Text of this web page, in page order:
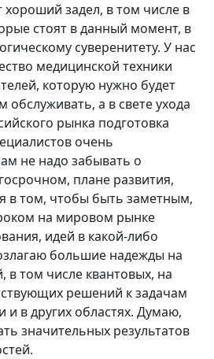
задел, в том числе в
стоят в данный момент, в
суверенитету. У нас
медицинской техники
которую нужно будет
а в свете ухода
рынка подготовка
очень
не надо забывать о
плане развития,
в том, чтобы быть заметным,
на мировом рынке
идей в какой-либо
большие надежды на
в том числе квантовых, на
решений к задачам
в других областях. Думаю,
значительных результатов